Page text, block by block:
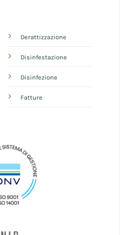
Derattizzazione
Disinfestazione
Disinfezione
Fatture